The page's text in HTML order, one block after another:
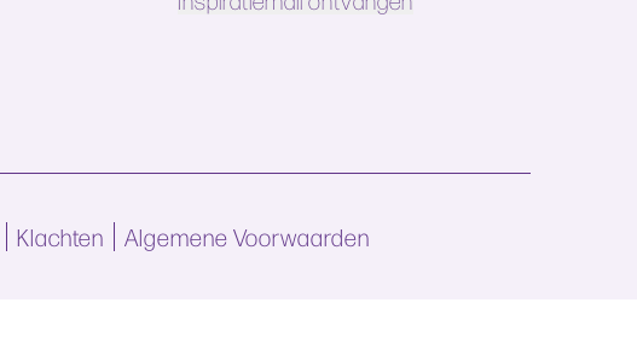
Klachten Algemene Voorwaarden